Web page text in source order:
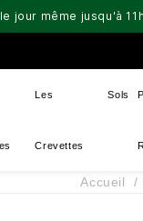
jour même jusqu'à
Les
Crevettes
Sols
Accueil